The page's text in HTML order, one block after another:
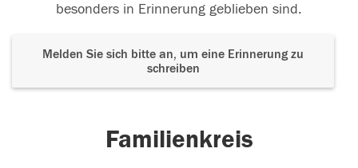
besonders in Erinnerung geblieben sind.
Melden Sie sich bitte an, um eine Erinnerung zu
schreiben
Familienkreis